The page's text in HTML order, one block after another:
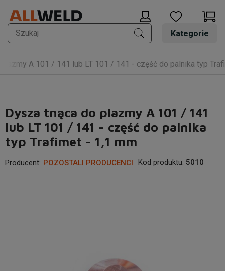
Kategorie
A 101 / 141 lub LT 101 / 141 - część do palnika typ
Dysza tnąca do plazmy A 101 / 141
lub LT 101 / 141 - część do palnika
typ Trafimet - 1,1 mm
Producent: POZOSTALI PRODUCENCI Kod produktu: 5010